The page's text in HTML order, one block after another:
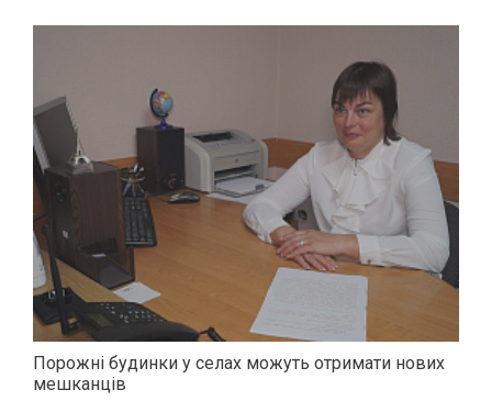
Порожні будинки у селах можуть отримати нових
мешканців